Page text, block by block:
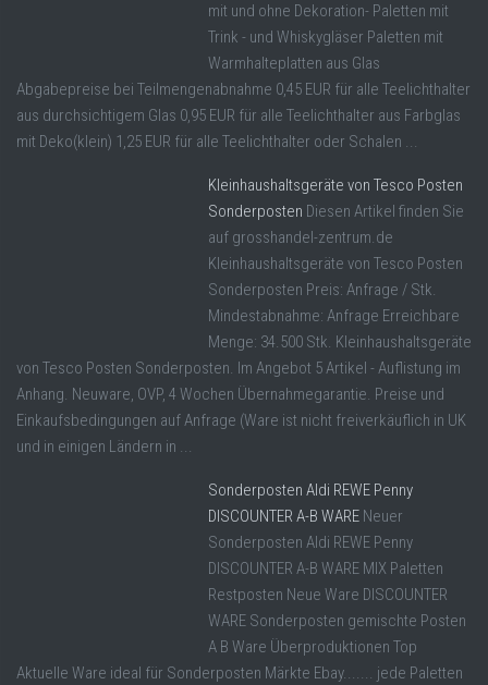
mit und ohne Dekoration- Paletten mit
Trink - und Whiskygläser Paletten mit
Warmhalteplatten aus Glas
Abgabepreise bei Teilmengenabnahme 0,45 EUR für alle Teelichthalter
aus durchsichtigem Glas 0,95 EUR für alle Teelichthalter aus Farbglas
mit Deko(klein) 1,25 EUR für alle Teelichthalter oder Schalen ...
Kleinhaushaltsgeräte von Tesco Posten
Sonderposten Diesen Artikel finden Sie
auf grosshandel-zentrum.de
Kleinhaushaltsgeräte von Tesco Posten
Sonderposten Preis: Anfrage / Stk.
Mindestabnahme: Anfrage Erreichbare
Menge: 34.500 Stk. Kleinhaushaltsgeräte
von Tesco Posten Sonderposten. Im Angebot 5 Artikel - Auflistung im
Anhang. Neuware, OVP, 4 Wochen Übernahmegarantie. Preise und
Einkaufsbedingungen auf Anfrage (Ware ist nicht freiverkäuflich in UK
und in einigen Ländern in ...
Sonderposten Aldi REWE Penny
DISCOUNTER A-B WARE Neuer
Sonderposten Aldi REWE Penny
DISCOUNTER A-B WARE MIX Paletten
Restposten Neue Ware DISCOUNTER
WARE Sonderposten gemischte Posten
A B Ware Überproduktionen Top
Aktuelle Ware ideal für Sonderposten Märkte Ebay....... jede Paletten